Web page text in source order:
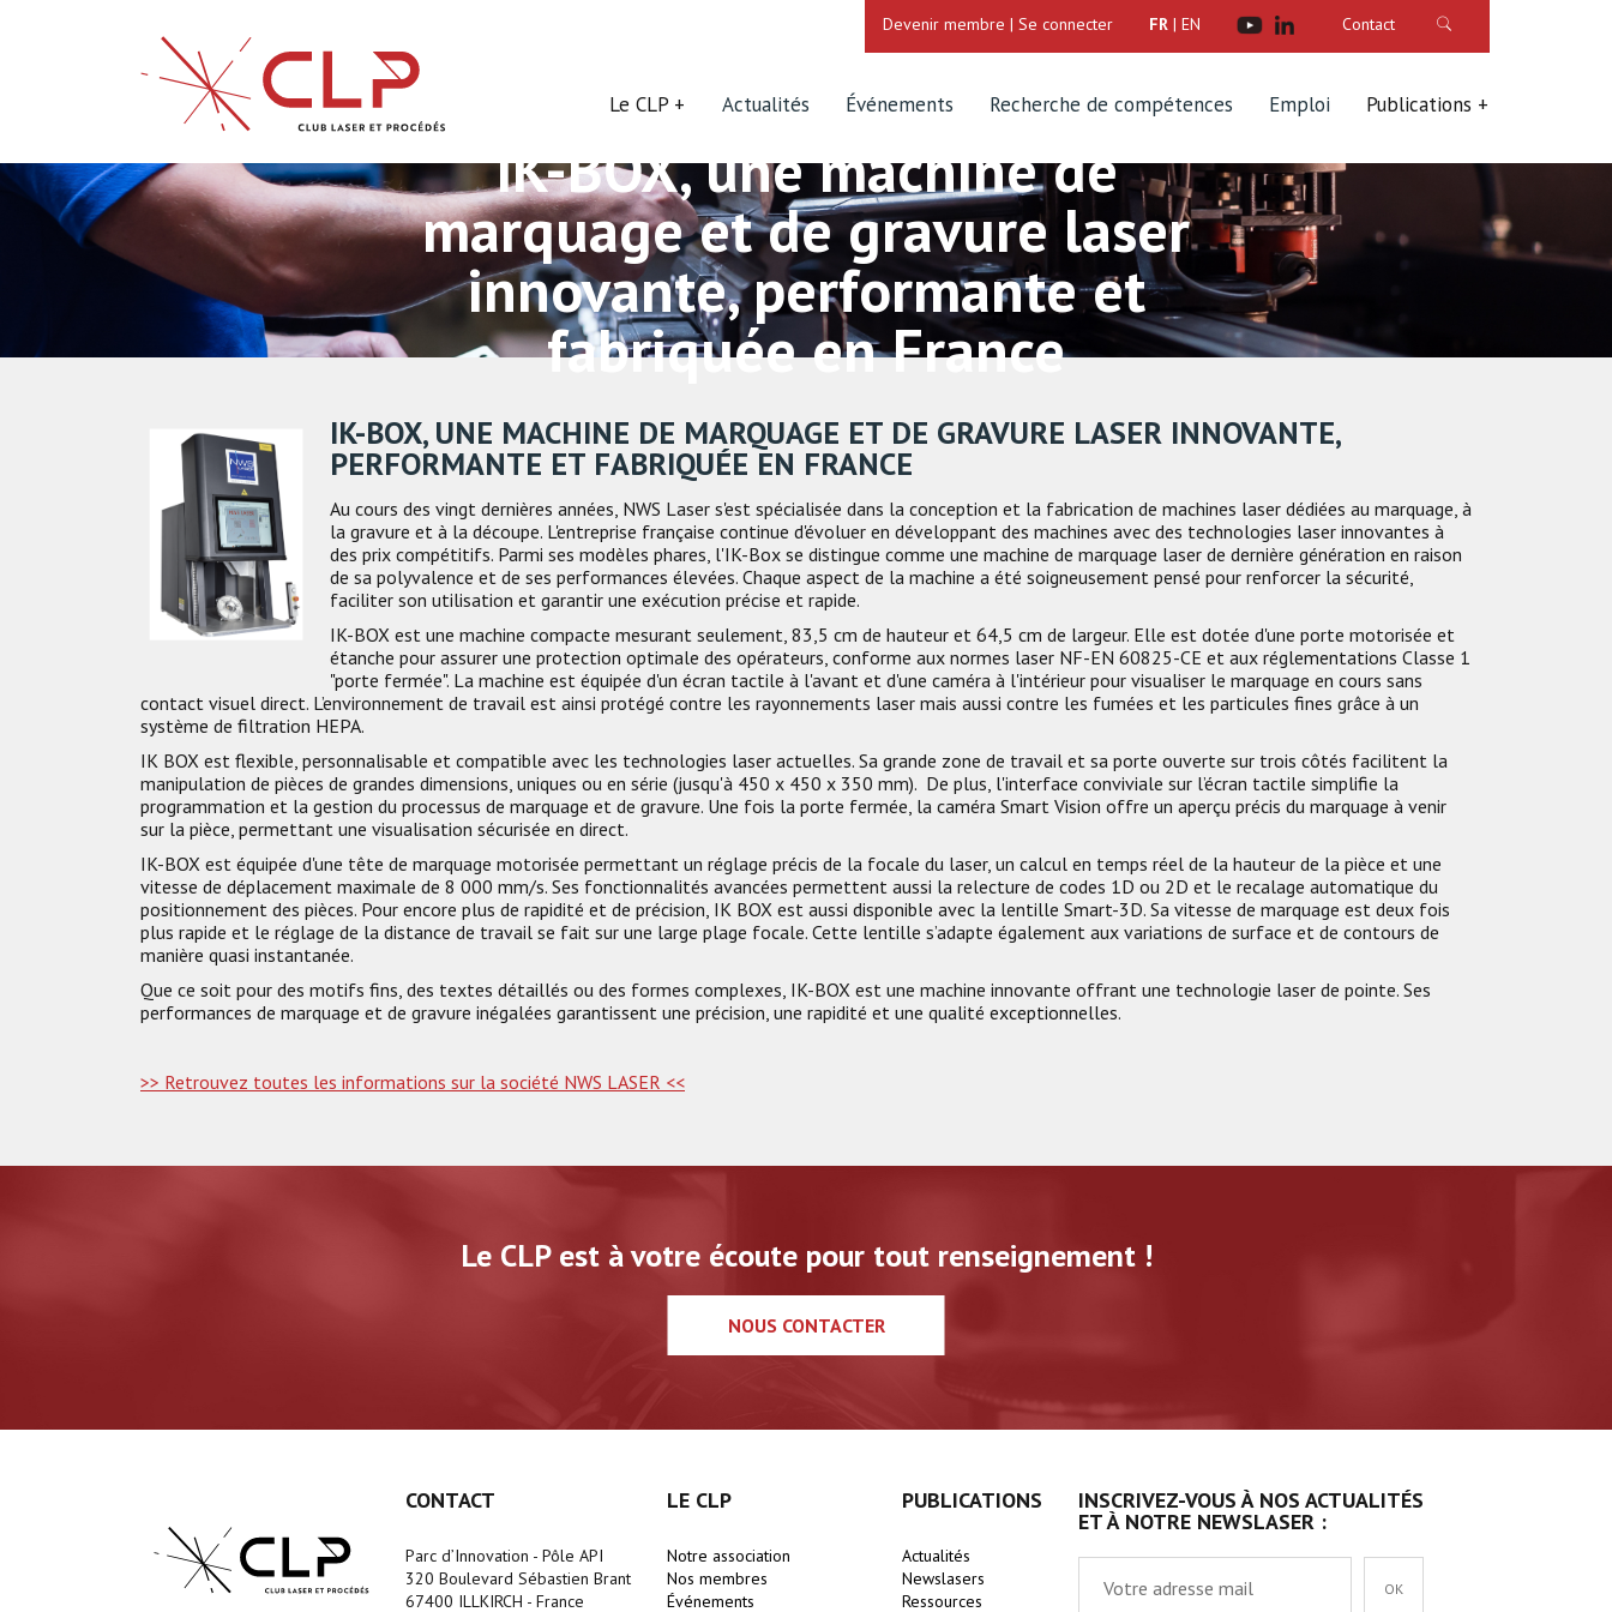
Devenir membre | Se connecter FR | EN Contact
Le CLP Actualités Événements Recherche de compétences Emploi Publications
IK-BOX, une machine de
marquage et de gravure laser
innovante, performante et
fabriquée en France
IK-BOX, UNE MACHINE DE MARQUAGE ET DE GRAVURE LASER INNOVANTE,
PERFORMANTE ET FABRIQUÉE EN FRANCE
Au cours des vingt dernières années, NWS Laser s'est spécialisée dans la conception et la fabrication de machines laser dédiées au marquage, à
la gravure et à la découpe. L'entreprise française continue d'évoluer en développant des machines avec des technologies laser innovantes à
des prix compétitifs. Parmi ses modèles phares, l'IK-Box se distingue comme une machine de marquage laser de dernière génération en raison
de sa polyvalence et de ses performances élevées. Chaque aspect de la machine a été soigneusement pensé pour renforcer la sécurité,
faciliter son utilisation et garantir une exécution précise et rapide.
IK-BOX est une machine compacte mesurant seulement, 83,5 cm de hauteur et 64,5 cm de largeur. Elle est dotée d'une porte motorisée et
étanche pour assurer une protection optimale des opérateurs, conforme aux normes laser NF-EN 60825-CE et aux réglementations Classe 1
"porte fermée". La machine est équipée d'un écran tactile à l'avant et d'une caméra à l'intérieur pour visualiser le marquage en cours sans
contact visuel direct. L’environnement de travail est ainsi protégé contre les rayonnements laser mais aussi contre les fumées et les particules fines grâce à un
système de filtration HEPA.
IK BOX est flexible, personnalisable et compatible avec les technologies laser actuelles. Sa grande zone de travail et sa porte ouverte sur trois côtés facilitent la
manipulation de pièces de grandes dimensions, uniques ou en série (jusqu'à 450 x 450 x 350 mm). De plus, l'interface conviviale sur l’écran tactile simplifie la
programmation et la gestion du processus de marquage et de gravure. Une fois la porte fermée, la caméra Smart Vision offre un aperçu précis du marquage à venir
sur la pièce, permettant une visualisation sécurisée en direct.
IK-BOX est équipée d'une tête de marquage motorisée permettant un réglage précis de la focale du laser, un calcul en temps réel de la hauteur de la pièce et une
vitesse de déplacement maximale de 8 000 mm/s. Ses fonctionnalités avancées permettent aussi la relecture de codes 1D ou 2D et le recalage automatique du
positionnement des pièces. Pour encore plus de rapidité et de précision, IK BOX est aussi disponible avec la lentille Smart-3D. Sa vitesse de marquage est deux fois
plus rapide et le réglage de la distance de travail se fait sur une large plage focale. Cette lentille s’adapte également aux variations de surface et de contours de
manière quasi instantanée.
Que ce soit pour des motifs fins, des textes détaillés ou des formes complexes, IK-BOX est une machine innovante offrant une technologie laser de pointe. Ses
performances de marquage et de gravure inégalées garantissent une précision, une rapidité et une qualité exceptionnelles.
>> Retrouvez toutes les informations sur la société NWS LASER <<
Le CLP est à votre écoute pour tout renseignement !
NOUS CONTACTER
CONTACT
Parc d’Innovation - Pôle API
320 Boulevard Sébastien Brant
67400 ILLKIRCH - France
LE CLP
Notre association
Nos membres
Événements
PUBLICATIONS
Actualités
Newslasers
Ressources
INSCRIVEZ-VOUS À NOS ACTUALITÉS
ET À NOTRE NEWSLASER :
OK